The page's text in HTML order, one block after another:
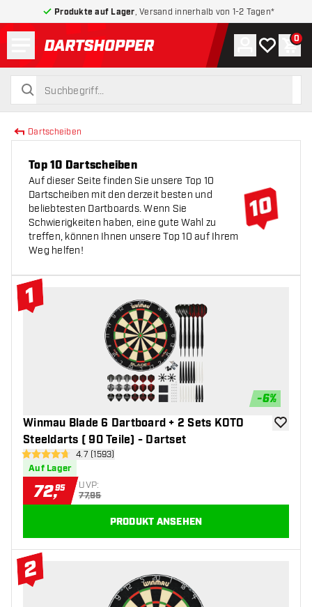
Produkte auf Lager , Versand innerhalb von 1-2 Tagen*
zurück zur Startseite
suchen
suchen
Konto
Meine 0
Dartscheiben
Top 10 Dartscheiben
Auf dieser Seite finden Sie unsere Top 10
Dartscheiben mit den derzeit besten und
beliebtesten Dartboards. Wenn Sie
Schwierigkeiten haben, eine gute Wahl zu
treffen, können Ihnen unsere Top 10 auf Ihrem
Weg helfen!
1
#1 Top 10
-6%
Winmau Blade 6 Dartboard + 2 Sets KOTO
Steeldarts ( 90 Teile) - Dartset
Bewertungsbereich öffnen
4.7 Bewertungssterne
4.7 (1593)
Auf Lager
Zur
72,95 UVP:
77,95
PRODUKT ANSEHEN
2
#2 Top 10